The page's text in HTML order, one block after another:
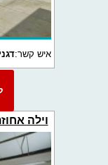
איש קשר:
וילה